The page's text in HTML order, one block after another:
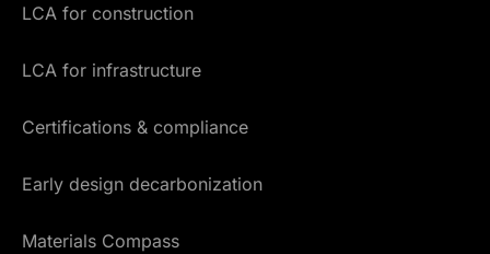
LCA for construction
LCA for infrastructure
Certifications & compliance
Early design decarbonization
Materials Compass